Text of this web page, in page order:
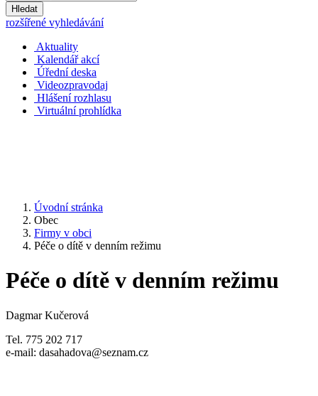
Hledat
rozšířené vyhledávání
Aktuality
Kalendář akcí
Úřední deska
Videozpravodaj
Hlášení rozhlasu
Virtuální prohlídka
Úvodní stránka
Obec
Firmy v obci
Péče o dítě v denním režimu
Péče o dítě v denním režimu
Dagmar Kučerová
Tel. 775 202 717
e-mail: dasahadova@seznam.cz